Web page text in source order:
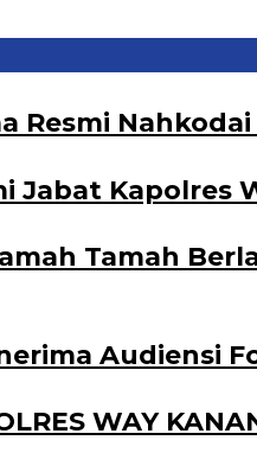
Resmi
Jabat Kapolres
Tamah
Audiensi
WAY